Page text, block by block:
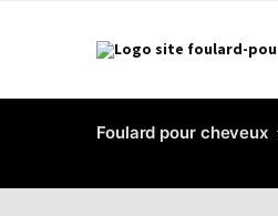
Foulard pour cheveux